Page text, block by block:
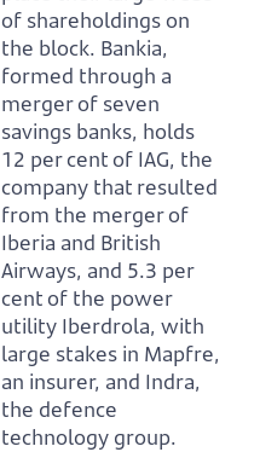
of shareholdings on
the block. Bankia,
formed through a
merger of seven
savings banks, holds
12 per cent of IAG, the
company that resulted
from the merger of
Iberia and British
Airways, and 5.3 per
cent of the power
utility Iberdrola, with
large stakes in Mapfre,
an insurer, and Indra,
the defence
technology group.